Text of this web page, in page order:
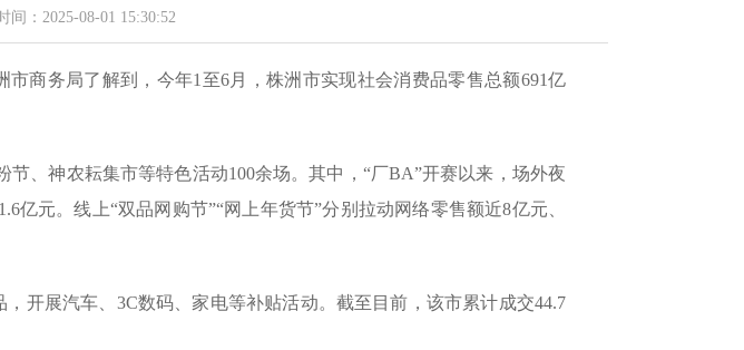
：2025-08-01 15:30:52
市商务局了解到，今年1至6月，株洲市实现社会消费品零售总额691亿
、神农耘集市等特色活动100余场。其中，“厂BA”开赛以来，场外夜
元。线上“双品网购节”“网上年货节”分别拉动网络零售额近8亿元、
开展汽车、3C数码、家电等补贴活动。截至目前，该市累计成交44.7